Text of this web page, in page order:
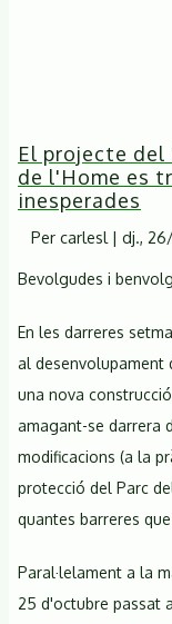
El projecte
de l'Home es
inesperades
Per carlesl | dj.,
Bevolgudes i
En les darreres
al desenvolupament
una nova
amagant-se darrera
modificacions (a la
protecció del Parc
quantes barreres
Paral·lelament a la
25 d'octubre passat